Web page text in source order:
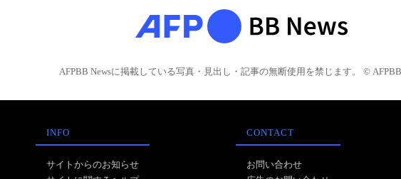
AFPBB Newsに掲載している写真・見出し・記事の無断使用を禁じます。 © AFPBB
INFO
サイトからのお知らせ
CONTACT
お問い合わせ